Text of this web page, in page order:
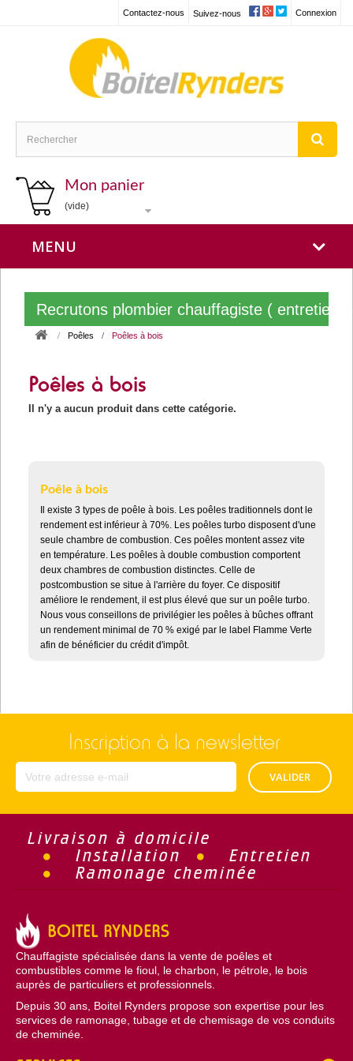
Connexion
Suivez-nous
Contactez-nous
Mon panier
(vide)
MENU
Recrutons plombier chauffagiste ( entretien
Poêles Poêles à bois
Poêles à bois
Il n'y a aucun produit dans cette catégorie.
Poêle à bois
Il existe 3 types de poêle à bois. Les poêles traditionnels dont le
rendement est inférieur à 70%. Les poêles turbo disposent d'une
seule chambre de combustion. Ces poêles montent assez vite
en température. Les poêles à double combustion comportent
deux chambres de combustion distinctes. Celle de
postcombustion se situe à l'arrière du foyer. Ce dispositif
améliore le rendement, il est plus élevé que sur un poêle turbo.
Nous vous conseillons de privilégier les poêles à bûches offrant
un rendement minimal de 70 % exigé par le label Flamme Verte
afin de bénéficier du crédit d'impôt.
Inscription à la newsletter
VALIDER
Livraison à domicile
Installation
Entretien
Ramonage cheminée
BOITEL RYNDERS
Chauffagiste spécialisée dans la vente de poêles et
combustibles comme le fioul, le charbon, le pétrole, le bois
auprès de particuliers et professionnels.
Depuis 30 ans, Boitel Rynders propose son expertise pour les
services de ramonage, tubage et de chemisage de vos conduits
de cheminée.